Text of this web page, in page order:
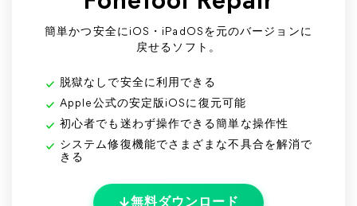
簡単かつ安全にiOS・iPadOSを元のバージョンに
戻せるソフト。
脱獄なしで安全に利用できる
Apple公式の安定版iOSに復元可能
初心者でも迷わず操作できる簡単な操作性
システム修復機能でさまざまな不具合を解消で
きる
無料ダウンロード